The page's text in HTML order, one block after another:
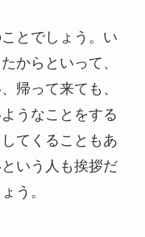
とでしょう。い
からといって、
帰って来ても、
うなことをする
てくることもあ
いう人も挨拶だ
う。